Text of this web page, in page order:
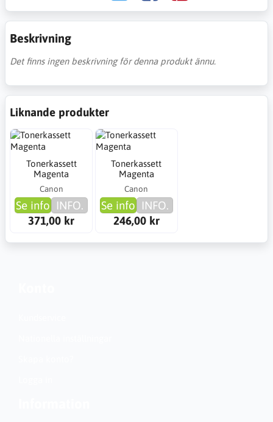
Beskrivning
Det finns ingen beskrivning för denna produkt ännu.
Liknande produkter
Tonerkassett
Magenta
Canon
Se info INFO.
371,00 kr
Tonerkassett
Magenta
Canon
Se info INFO.
246,00 kr